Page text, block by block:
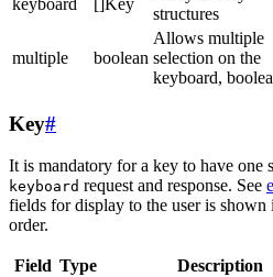
keyboard []Key
structures
multiple boolean
Allows multiple
selection on the
keyboard,
Key#
It is mandatory for a key to have one
keyboard request and response. See
fields for display to the user is shown
order.
Field Type Description